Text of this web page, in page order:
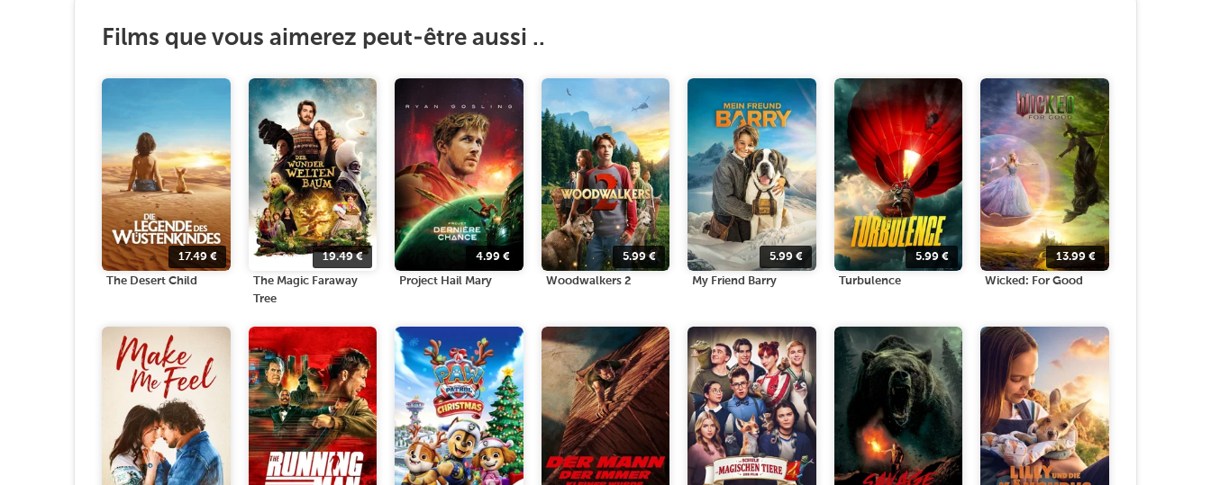
Films que vous aimerez peut-être aussi ..
17.49€
The Desert Child
19.49€
The Magic Faraway
Tree
4.99€
Project Hail Mary
5.99€
Woodwalkers 2
5.99€
My Friend Barry
5.99 €
Turbulence
13.99€
Wicked: For Good